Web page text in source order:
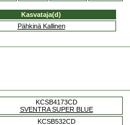
Kasvataja(d)
Pähkinä Kallinen
KCSB4173CD
SVENTRA SUPER BLUE
KCSB532CD